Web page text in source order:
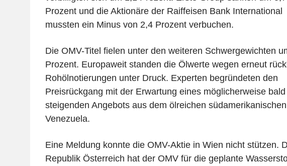
Prozent und die Aktionäre der Raiffeisen Bank International
mussten ein Minus von 2,4 Prozent verbuchen.
Die OMV-Titel fielen unter den weiteren Schwergewichten
Prozent. Europaweit standen die Ölwerte wegen erneut
Rohölnotierungen unter Druck. Experten begründeten den
Preisrückgang mit der Erwartung eines möglicherweise bald
steigenden Angebots aus dem ölreichen
Venezuela.
Eine Meldung konnte die OMV-Aktie in Wien nicht stützen.
Republik Österreich hat der OMV für die geplante